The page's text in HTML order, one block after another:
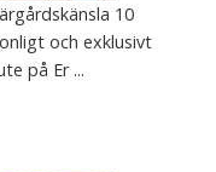
10
och exklusivt
på Er ...